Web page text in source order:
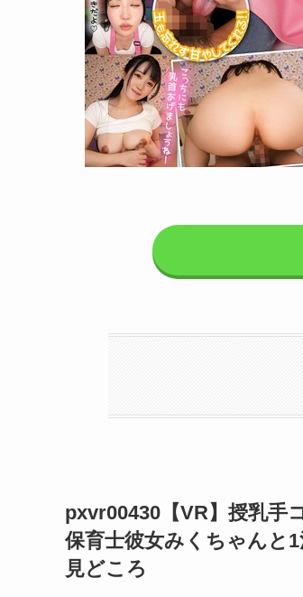
pxvr00430【VR】授乳手
保育士彼女みくちゃんと
見どころ